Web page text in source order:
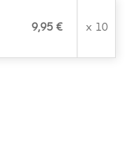
9,95 € x 10